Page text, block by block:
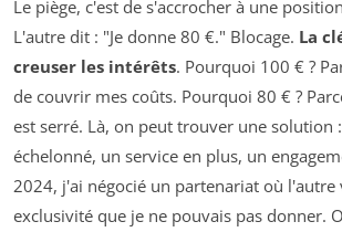
Le piège, c'est de s'accrocher à une
L'autre dit : "Je donne 80 €." Blocage. La
creuser les intérêts. Pourquoi 100 € ?
de couvrir mes coûts. Pourquoi 80 € ?
est serré. Là, on peut trouver une solution
échelonné, un service en plus, un
2024, j'ai négocié un partenariat où l'autre
exclusivité que je ne pouvais pas donner.